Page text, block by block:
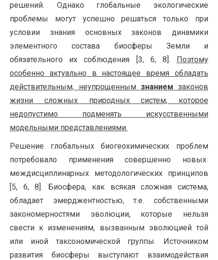
решений. Однако глобальные экологические
проблемы могут успешно решаться только при
условии знания основных законов динамики
элементного состава биосферы Земли и
обязательного их соблюдения [3, 6, 8]. Поэтому
особенно актуально в настоящее время обладать
действительным, неупрощенным знанием законов
жизни сложных природных систем, которое
недопустимо подменять искусственными
модельными представлениями.
Решение глобальных биогеохимических проблем
потребовало применения совершенно новых
междисциплинарных методологических принципов
[5, 6, 8]. Биосфера, как всякая сложная система,
обладает эмерджентностью, т.е. собственными
закономерностями эволюции, которые нельзя
свести к изменениям, вызванным эволюцией той
или иной таксономической группы. Источником
развития биосферы выступают взаимодействия